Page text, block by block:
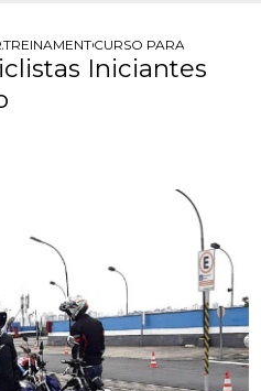
MOTOCICLISTAS
TREINAMENTO PARA MOTOCICLISTA
CURSO PARA
Iniciantes